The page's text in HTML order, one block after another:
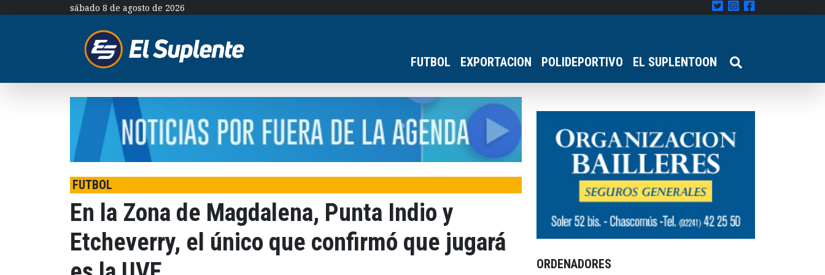
sábado 8 de agosto de 2026
FUTBOL EXPORTACION POLIDEPORTIVO EL SUPLENTOON
FUTBOL
En la Zona de Magdalena, Punta Indio y
Etcheverry, el único que confirmó que jugará
ORDENADORES